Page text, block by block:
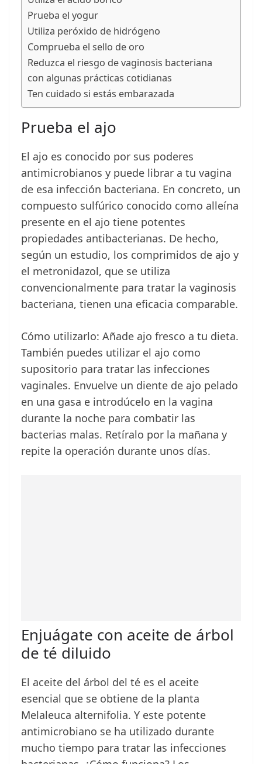
Prueba el yogur
Utiliza peróxido de hidrógeno
Comprueba el sello de oro
Reduzca el riesgo de vaginosis bacteriana
con algunas prácticas cotidianas
Ten cuidado si estás embarazada
Prueba el ajo
El ajo es conocido por sus poderes
antimicrobianos y puede librar a tu vagina
de esa infección bacteriana. En concreto, un
compuesto sulfúrico conocido como alleína
presente en el ajo tiene potentes
propiedades antibacterianas. De hecho,
según un estudio, los comprimidos de ajo y
el metronidazol, que se utiliza
convencionalmente para tratar la vaginosis
bacteriana, tienen una eficacia comparable.
Cómo utilizarlo: Añade ajo fresco a tu dieta.
También puedes utilizar el ajo como
supositorio para tratar las infecciones
vaginales. Envuelve un diente de ajo pelado
en una gasa e introdúcelo en la vagina
durante la noche para combatir las
bacterias malas. Retíralo por la mañana y
repite la operación durante unos días.
Enjuágate con aceite de árbol
de té diluido
El aceite del árbol del té es el aceite
esencial que se obtiene de la planta
Melaleuca alternifolia. Y este potente
antimicrobiano se ha utilizado durante
mucho tiempo para tratar las infecciones